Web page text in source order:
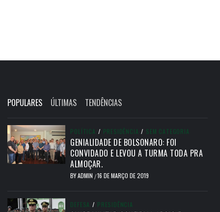
POPULARES ÚLTIMAS TENDÊNCIAS
POLÍTICA / PRESIDÊNCIA / SEM CATEGORIA
GENIALIDADE DE BOLSONARO: FOI
CONVIDADO E LEVOU A TURMA TODA PRA
ALMOÇAR.
BYADMIN /16 DE MARÇO DE 2019
DEFESA / PRESIDÊNCIA